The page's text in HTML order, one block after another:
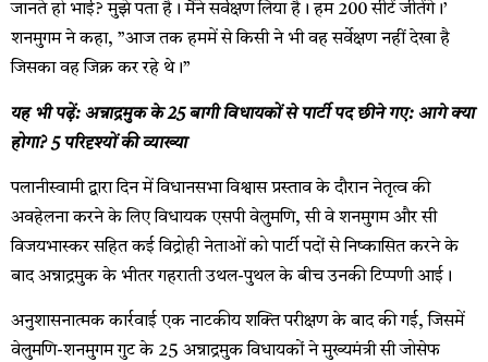
जानते हो भाई? मुझे पता है। मैंने सर्वेक्षण लिया है। हम 200 सीटें जीतेंगे।’
शनमुगम ने कहा, ”आज तक हममें से किसी ने भी वह सर्वेक्षण नहीं देखा है
जिसका वह जिक्र कर रहे थे।”
यह भी पढ़ें: अन्नाद्रमुक के 25 बागी विधायकों से पार्टी पद छीने गए: आगे क्या
होगा? 5 परिदृश्यों की व्याख्या
पलानीस्वामी द्वारा दिन में विधानसभा विश्वास प्रस्ताव के दौरान नेतृत्व की
अवहेलना करने के लिए विधायक एसपी वेलुमणि, सी वे शनमुगम और सी
विजयभास्कर सहित कई विद्रोही नेताओं को पार्टी पदों से निष्कासित करने के
बाद अन्नाद्रमुक के भीतर गहराती उथल-पुथल के बीच उनकी टिप्पणी आई।
अनुशासनात्मक कार्रवाई एक नाटकीय शक्ति परीक्षण के बाद की गई, जिसमें
वेलुमणि-शनमुगम गुट के 25 अन्नाद्रमुक विधायकों ने मुख्यमंत्री सी जोसेफ